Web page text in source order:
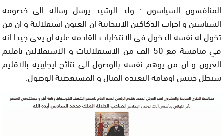
المنافسون السياسون : ولد الرشيد يرسل رسالة الى خصومه
السياسين و احزاب الدكاكين الانتخابية ان العيون استقلالية و ان من
تخول له نفسه الدخول في الانتخابات القادمة عليه ان يعي جيدا انه
في منافسة مع 50 الف من الاستقلاليات و الاستقلالين باقليم
العيون و ان من يوهم نفسه بالوصول الى نتائج ايجايبية بالاقليم
سيظل حبيس اوهامه البعيدة المنال و المستعصية الوصول.